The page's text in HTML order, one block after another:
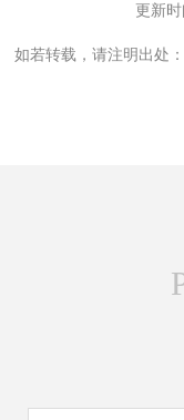
更新
如若转载，请注明出处